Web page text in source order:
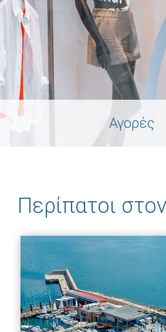
Αγορές
Περίπατοι